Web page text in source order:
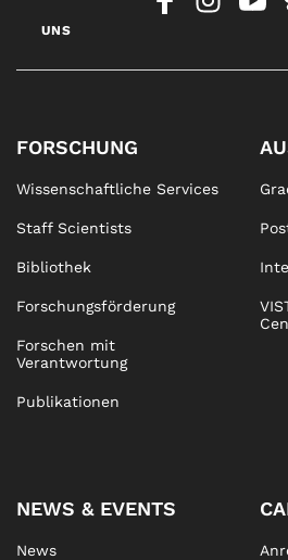
UNS
FORSCHUNG
Wissenschaftliche Services
Staff Scientists
Bibliothek
Forschungsförderung
Forschen mit
Verantwortung
Publikationen
NEWS & EVENTS
News